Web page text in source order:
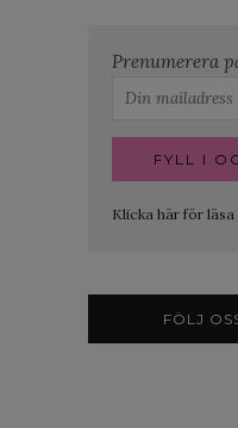
Prenumerera
Klicka här för
FÖLJ